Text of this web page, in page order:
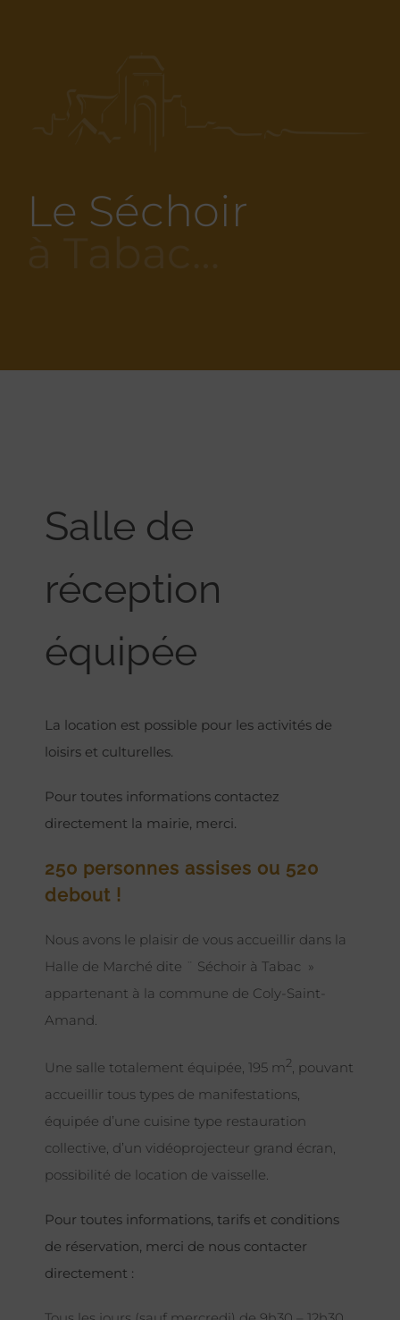
Le Séchoir
Salle de
réception
équipée
La location est possible pour les activités de
loisirs et culturelles.
Pour toutes informations contactez
directement la mairie, merci.
250 personnes assises ou 520
debout !
Nous avons le plaisir de vous accueillir dans la
Halle de Marché dite ¨ Séchoir à Tabac »
appartenant à la commune de Coly-Saint-
Amand.
Une salle totalement équipée, 195 m2, pouvant
accueillir tous types de manifestations,
équipée d’une cuisine type restauration
collective, d’un vidéoprojecteur grand écran,
possibilité de location de vaisselle.
Pour toutes informations, tarifs et conditions
de réservation, merci de nous contacter
directement :